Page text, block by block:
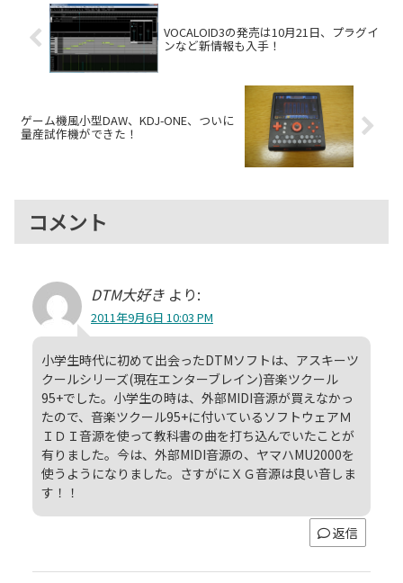
VOCALOID3の発売は10月21日、プラグイ
ンなど新情報も入手！
ゲーム機風小型DAW、KDJ-ONE、ついに
量産試作機ができた！
コメント
DTM大好き より:
2011年9月6日 10:03 PM
小学生時代に初めて出会ったDTMソフトは、アスキーツ
クールシリーズ(現在エンターブレイン)音楽ツクール
95+でした。小学生の時は、外部MIDI音源が買えなかっ
たので、音楽ツクール95+に付いているソフトウェアＭ
ＩＤＩ音源を使って教科書の曲を打ち込んでいたことが
有りました。今は、外部MIDI音源の、ヤマハMU2000を
使うようになりました。さすがにＸＧ音源は良い音しま
す！！
返信